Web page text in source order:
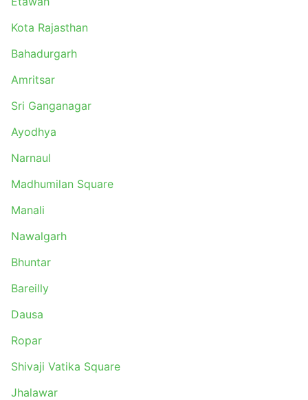
Kota Rajasthan
Bahadurgarh
Amritsar
Sri Ganganagar
Ayodhya
Narnaul
Madhumilan Square
Manali
Nawalgarh
Bhuntar
Bareilly
Dausa
Ropar
Shivaji Vatika Square
Jhalawar